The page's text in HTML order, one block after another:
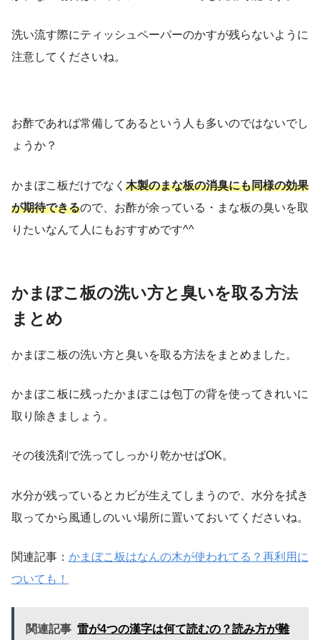
洗い流す際にティッシュペーパーのかすが残らないように
注意してくださいね。
お酢であれば常備してあるという人も多いのではないでし
ょうか？
かまぼこ板だけでなく 木製のまな板の消臭にも同様の効果
が期待できるので、お酢が余っている・まな板の臭いを取
りたいなんて人にもおすすめです^^
かまぼこ板の洗い方と臭いを取る方法
まとめ
かまぼこ板の洗い方と臭いを取る方法をまとめました。
かまぼこ板に残ったかまぼこは包丁の背を使ってきれいに
取り除きましょう。
その後洗剤で洗ってしっかり乾かせばOK。
水分が残っているとカビが生えてしまうので、水分を拭き
取ってから風通しのいい場所に置いておいてくださいね。
関連記事： かまぼこ板はなんの木が使われてる？再利用に
ついても！
関連記事 雷が4つの漢字は何て読むの？読み方が難